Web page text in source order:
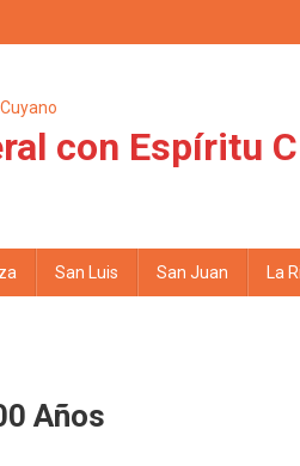
con Espíritu
San Luis San Juan La
Años